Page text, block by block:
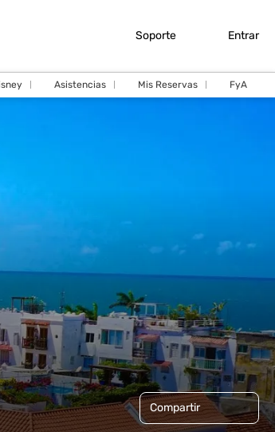
Soporte Entrar
Asistencias Mis Reservas FyA
Compartir